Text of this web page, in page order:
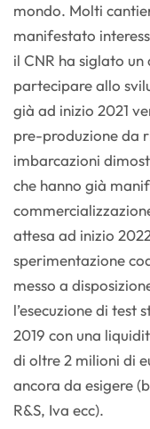
mondo. Molti
manifestato
il CNR ha siglato
partecipare allo
già ad inizio 2021
pre-produzione da
imbarcazioni
che hanno già
attesa ad inizio
sperimentazione
messo a
l’esecuzione di test
2019 con una
di oltre 2 milioni di
ancora da esigere
R&S, Iva ecc).